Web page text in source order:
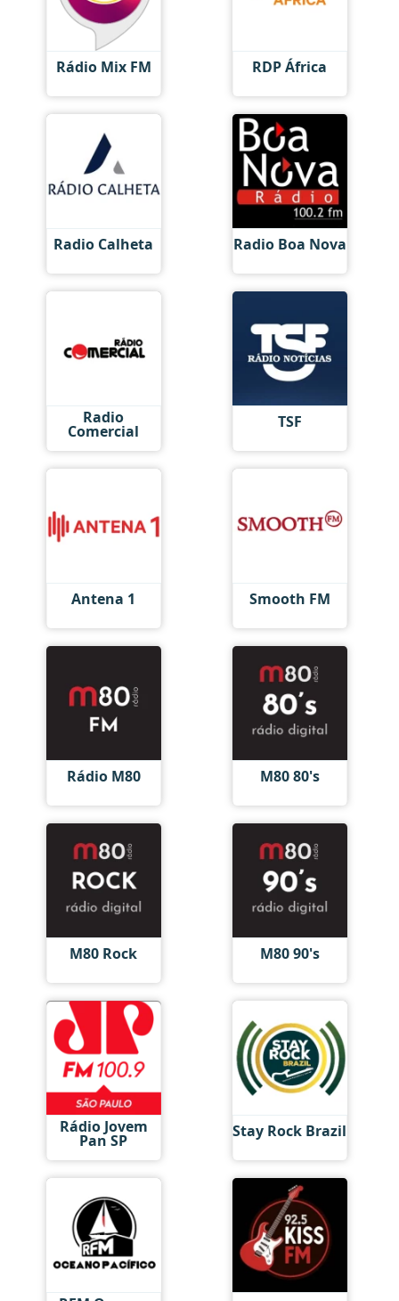
Rádio Mix FM RDP África
Radio Calheta Radio Boa Nova
Radio
Comercial TSF
Antena 1 Smooth FM
Rádio M80 M80 80's
M80 Rock M80 90's
Rádio Jovem
Pan SP Stay Rock Brazil